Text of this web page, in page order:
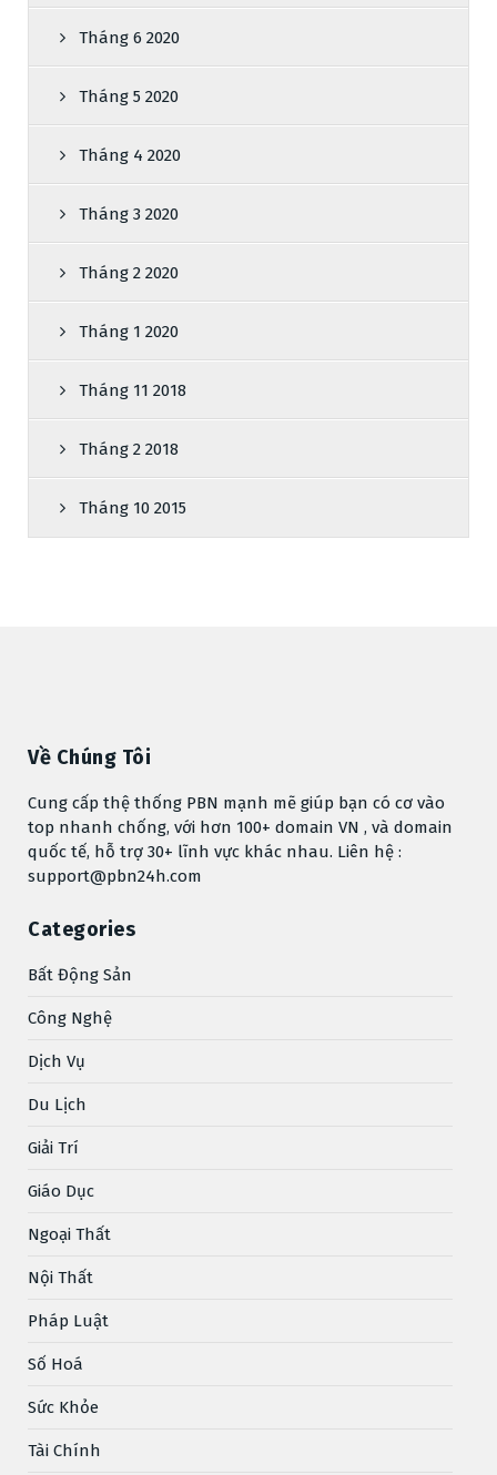
Tháng 6 2020
Tháng 5 2020
Tháng 4 2020
Tháng 3 2020
Tháng 2 2020
Tháng 1 2020
Tháng 11 2018
Tháng 2 2018
Tháng 10 2015
Về Chúng Tôi
Cung cấp thệ thống PBN mạnh mẽ giúp bạn có cơ vào
top nhanh chống, với hơn 100+ domain VN , và domain
quốc tế, hỗ trợ 30+ lĩnh vực khác nhau. Liên hệ :
support@pbn24h.com
Categories
Bất Động Sản
Công Nghệ
Dịch Vụ
Du Lịch
Giải Trí
Giáo Dục
Ngoại Thất
Nội Thất
Pháp Luật
Số Hoá
Sức Khỏe
Tài Chính